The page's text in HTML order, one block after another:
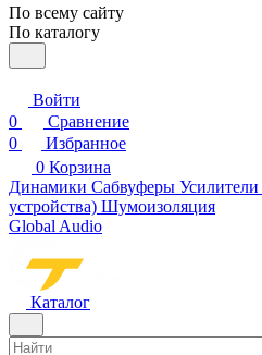
По всему сайту
По каталогу
Войти
0
Сравнение
0
Избранное
0 Корзина
Динамики Сабвуферы Усилители
устройства) Шумоизоляция
Global Audio
Каталог